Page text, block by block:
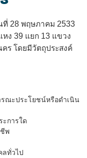
ที่ 28 พฤษภาคม 2533
ง 39 แยก 13 แขวง
ร โดยมีวัตถุประสงค์
รณะประโยชน์หรือดำเนิน
ะการใด
พ
ลทั่วไป